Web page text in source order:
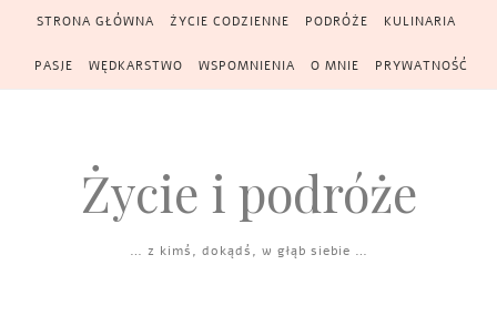
Skip to content
STRONA GŁÓWNA ŻYCIE CODZIENNE PODRÓŻE KULINARIA
PASJE WĘDKARSTWO WSPOMNIENIA O MNIE PRYWATNOŚĆ
Życie i podróże
… z kimś, dokądś, w głąb siebie …